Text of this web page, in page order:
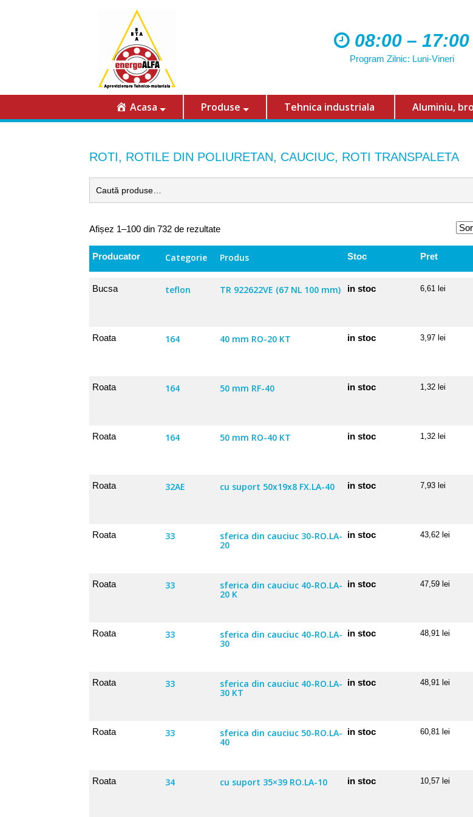
08:00 – 17:00
Program Zilnic: Luni-Vineri
Acasa Produse Tehnica industriala Aluminiu,
ROTI, ROTILE DIN POLIURETAN, CAUCIUC, ROTI TRANSPALETA
Afișez 1–100 din 732 de rezultate
Producator Categorie Produs Stoc Pret
Bucsa teflon TR 922622VE (67 NL 100 mm) in stoc 6,61 lei
Roata 164 40 mm RO-20 KT in stoc 3,97 lei
Roata 164 50 mm RF-40 in stoc 1,32 lei
Roata 164 50 mm RO-40 KT in stoc 1,32 lei
Roata 32AE cu suport 50x19x8 FX.LA-40 in stoc 7,93 lei
Roata 33 sferica din cauciuc 30-RO.LA-
20
in stoc 43,62 lei
Roata 33 sferica din cauciuc 40-RO.LA-
20 K
in stoc 47,59 lei
Roata 33 sferica din cauciuc 40-RO.LA-
30
in stoc 48,91 lei
Roata 33 sferica din cauciuc 40-RO.LA-
30 KT
in stoc 48,91 lei
Roata 33 sferica din cauciuc 50-RO.LA-
40
in stoc 60,81 lei
Roata 34 cu suport 35×39 RO.LA-10 in stoc 10,57 lei